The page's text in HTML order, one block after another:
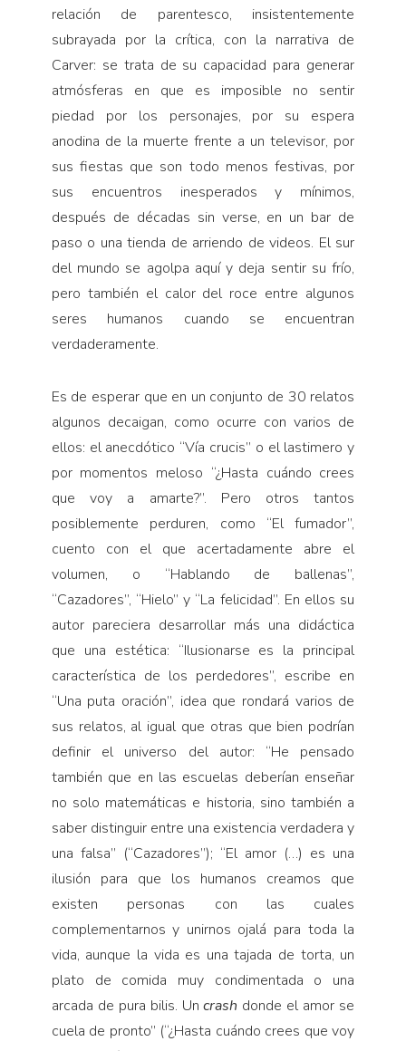
relación de parentesco, insistentemente
subrayada por la crítica, con la narrativa de
Carver: se trata de su capacidad para generar
atmósferas en que es imposible no sentir
piedad por los personajes, por su espera
anodina de la muerte frente a un televisor, por
sus fiestas que son todo menos festivas, por
sus encuentros inesperados y mínimos,
después de décadas sin verse, en un bar de
paso o una tienda de arriendo de videos. El sur
del mundo se agolpa aquí y deja sentir su frío,
pero también el calor del roce entre algunos
seres humanos cuando se encuentran
verdaderamente.
Es de esperar que en un conjunto de 30 relatos
algunos decaigan, como ocurre con varios de
ellos: el anecdótico “Vía crucis” o el lastimero y
por momentos meloso “¿Hasta cuándo crees
que voy a amarte?”. Pero otros tantos
posiblemente perduren, como “El fumador”,
cuento con el que acertadamente abre el
volumen, o “Hablando de ballenas”,
“Cazadores”, “Hielo” y “La felicidad”. En ellos su
autor pareciera desarrollar más una didáctica
que una estética: “Ilusionarse es la principal
característica de los perdedores”, escribe en
“Una puta oración”, idea que rondará varios de
sus relatos, al igual que otras que bien podrían
definir el universo del autor: “He pensado
también que en las escuelas deberían enseñar
no solo matemáticas e historia, sino también a
saber distinguir entre una existencia verdadera y
una falsa” (“Cazadores”); “El amor (…) es una
ilusión para que los humanos creamos que
existen personas con las cuales
complementarnos y unirnos ojalá para toda la
vida, aunque la vida es una tajada de torta, un
plato de comida muy condimentada o una
arcada de pura bilis. Uncrash donde el amor se
cuela de pronto” (“¿Hasta cuándo crees que voy